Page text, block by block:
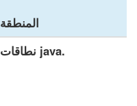
المنطقة
.java نطاقات